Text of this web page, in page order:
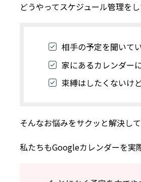
どうやってスケジュール管理を
相手の予定を聞いて
家にあるカレンダー
束縛はしたくないけ
そんなお悩みをサクッと解決し
私たちもGoogleカレンダーを実